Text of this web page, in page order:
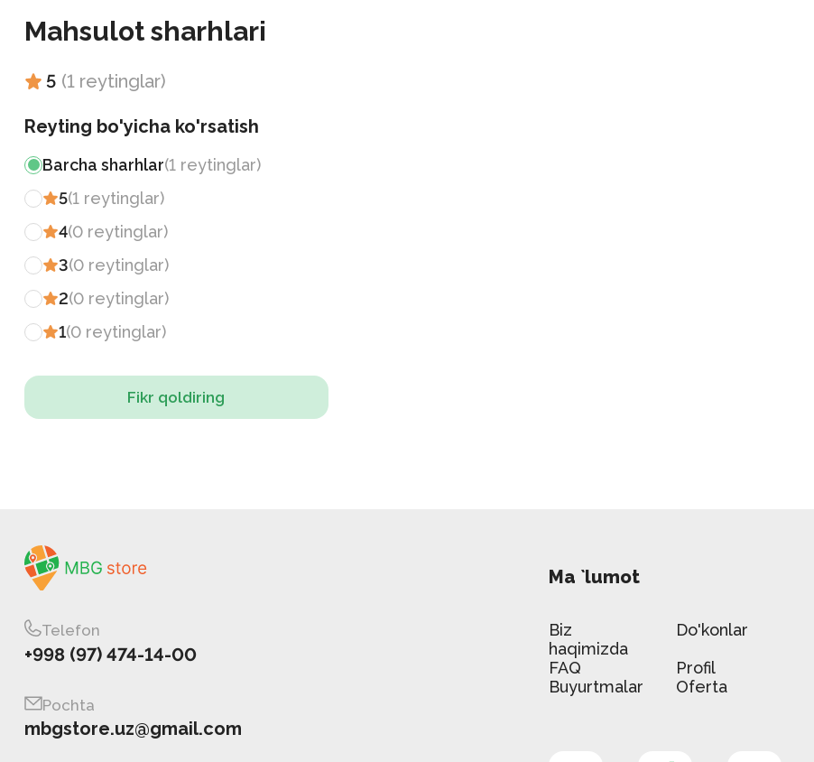
Mahsulot sharhlari
5 (1 reytinglar)
Reyting bo'yicha ko'rsatish
Barcha sharhlar(1 reytinglar)
5(1 reytinglar)
4(0 reytinglar)
3(0 reytinglar)
2(0 reytinglar)
1(0 reytinglar)
Fikr qoldiring
Telefon
+998 (97) 474-14-00
Pochta
mbgstore.uz@gmail.com
Ma `lumot
Biz
haqimizda
Do'konlar
FAQ
Profil
Buyurtmalar
Oferta